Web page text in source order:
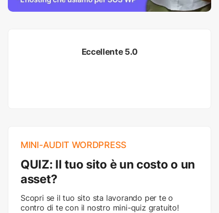
Eccellente 5.0
MINI-AUDIT WORDPRESS
QUIZ: Il tuo sito è un costo o un
asset?
Scopri se il tuo sito sta lavorando per te o
contro di te con il nostro mini-quiz gratuito!